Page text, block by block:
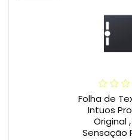
Folha de
Intuos
Original
Sensação